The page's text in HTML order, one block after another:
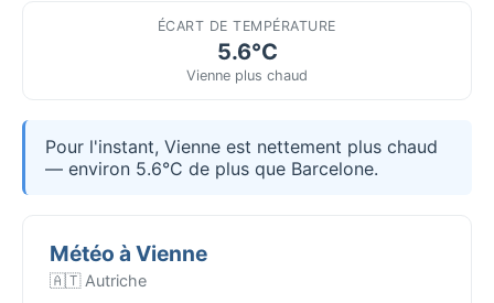
ÉCART DE TEMPÉRATURE
5.6°C
Vienne plus chaud
Pour l'instant, Vienne est nettement plus chaud
— environ 5.6°C de plus que Barcelone.
Météo à Vienne
🇦🇹 Autriche